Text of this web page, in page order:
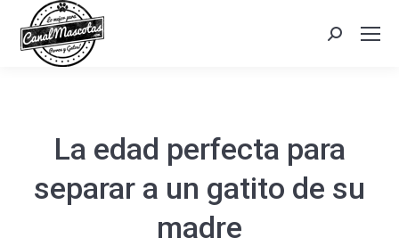
Search:
La edad perfecta para
separar a un gatito de su
madre